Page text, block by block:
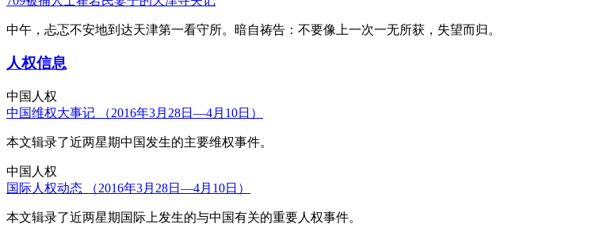
中午，忐忑不安地到达天津第一看守所。暗自祷告：不要像上一次一无所获，失望而归。
人权信息
中国人权
中国维权大事记 （2016年3月28日—4月10日）
本文辑录了近两星期中国发生的主要维权事件。
中国人权
国际人权动态 （2016年3月28日—4月10日）
本文辑录了近两星期国际上发生的与中国有关的重要人权事件。